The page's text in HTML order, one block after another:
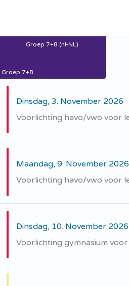
Groep 7+8 (nl-NL)
Groep 7+8
Dinsdag, 3. November 2026
Voorlichting havo/vwo voor
Maandag, 9. November 2026
Voorlichting havo/vwo voor
Dinsdag, 10. November 2026
Voorlichting gymnasium